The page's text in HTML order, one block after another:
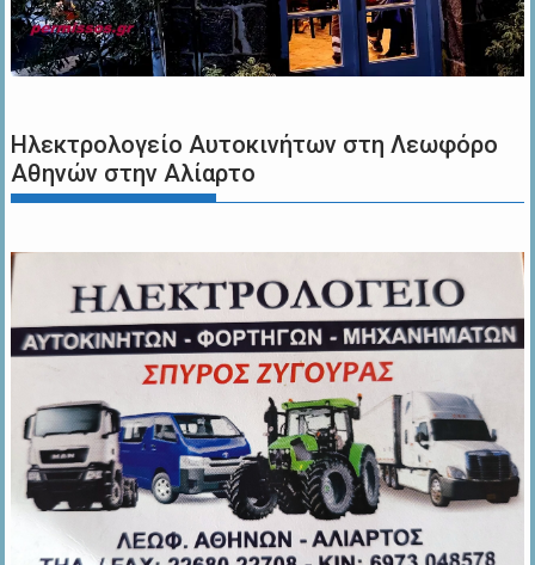
Ηλεκτρολογείο Αυτοκινήτων στη Λεωφόρο
Αθηνών στην Αλίαρτο